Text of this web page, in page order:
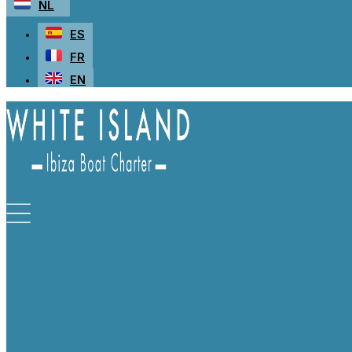
NL
ES
FR
EN